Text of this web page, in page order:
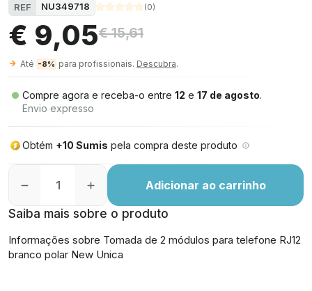
REF NU349718 (0)
€ 9,05€ 15,61
Até -8% para profissionais. Descubra.
Compre agora e receba-o entre 12 e 17 de agosto.
Envio expresso
Obtém +10 Sumis pela compra deste produto
Adicionar ao carrinho
Saiba mais sobre o produto
Informações sobre Tomada de 2 módulos para telefone RJ12
branco polar New Unica